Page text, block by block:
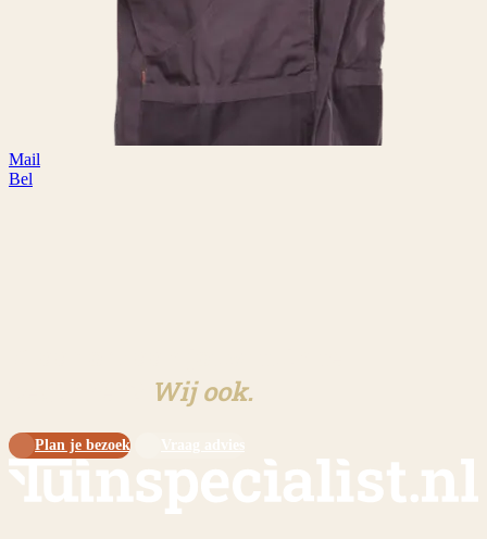
Mail
Bel
Wij ook.
Plan je bezoek Vraag advies